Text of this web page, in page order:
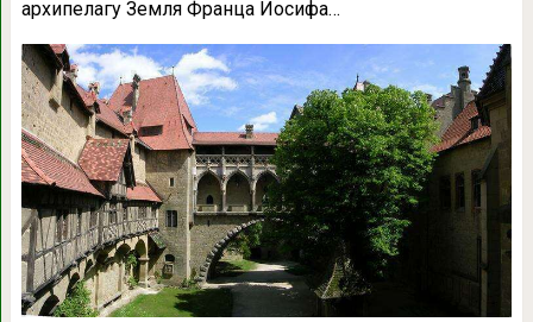
архипелагу Земля Франца Иосифа…